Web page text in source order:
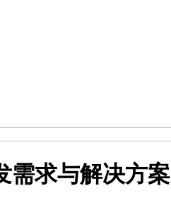
需求与解决方案